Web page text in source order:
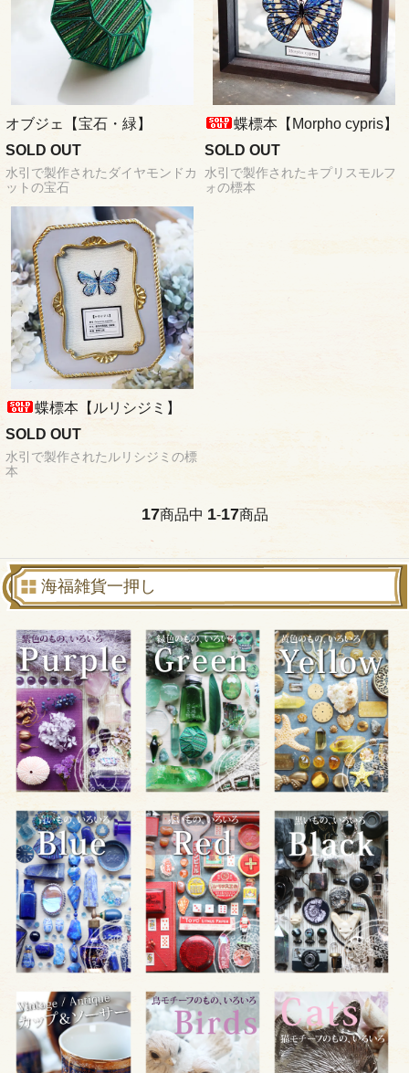
オブジェ【宝石・緑】
SOLD OUT
水引で製作されたダイヤモンドカ
ットの宝石
蝶標本【Morpho cypris】
SOLD OUT
水引で製作されたキプリスモルフ
ォの標本
蝶標本【ルリシジミ】
SOLD OUT
水引で製作されたルリシジミの標
本
17商品中 1-17商品
海福雑貨一押し